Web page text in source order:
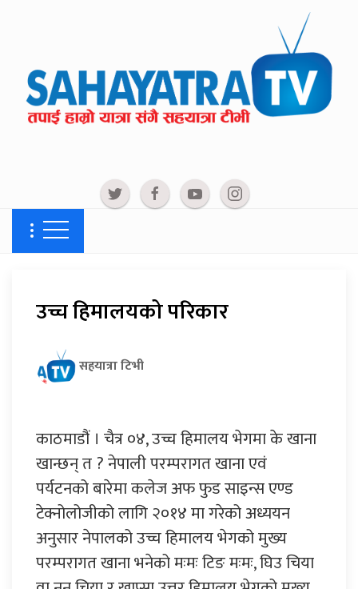
उच्च हिमालयको परिकार
सहयात्रा टिभी
काठमाडौं । चैत्र ०४, उच्च हिमालय भेगमा के खाना
खान्छन् त ? नेपाली परम्परागत खाना एवं
पर्यटनको बारेमा कलेज अफ फुड साइन्स एण्ड
टेक्नोलोजीको लागि २०१४ मा गरेको अध्ययन
अनुसार नेपालको उच्च हिमालय भेगको मुख्य
परम्परागत खाना भनेको मःमः टिङ मःमः, घिउ चिया